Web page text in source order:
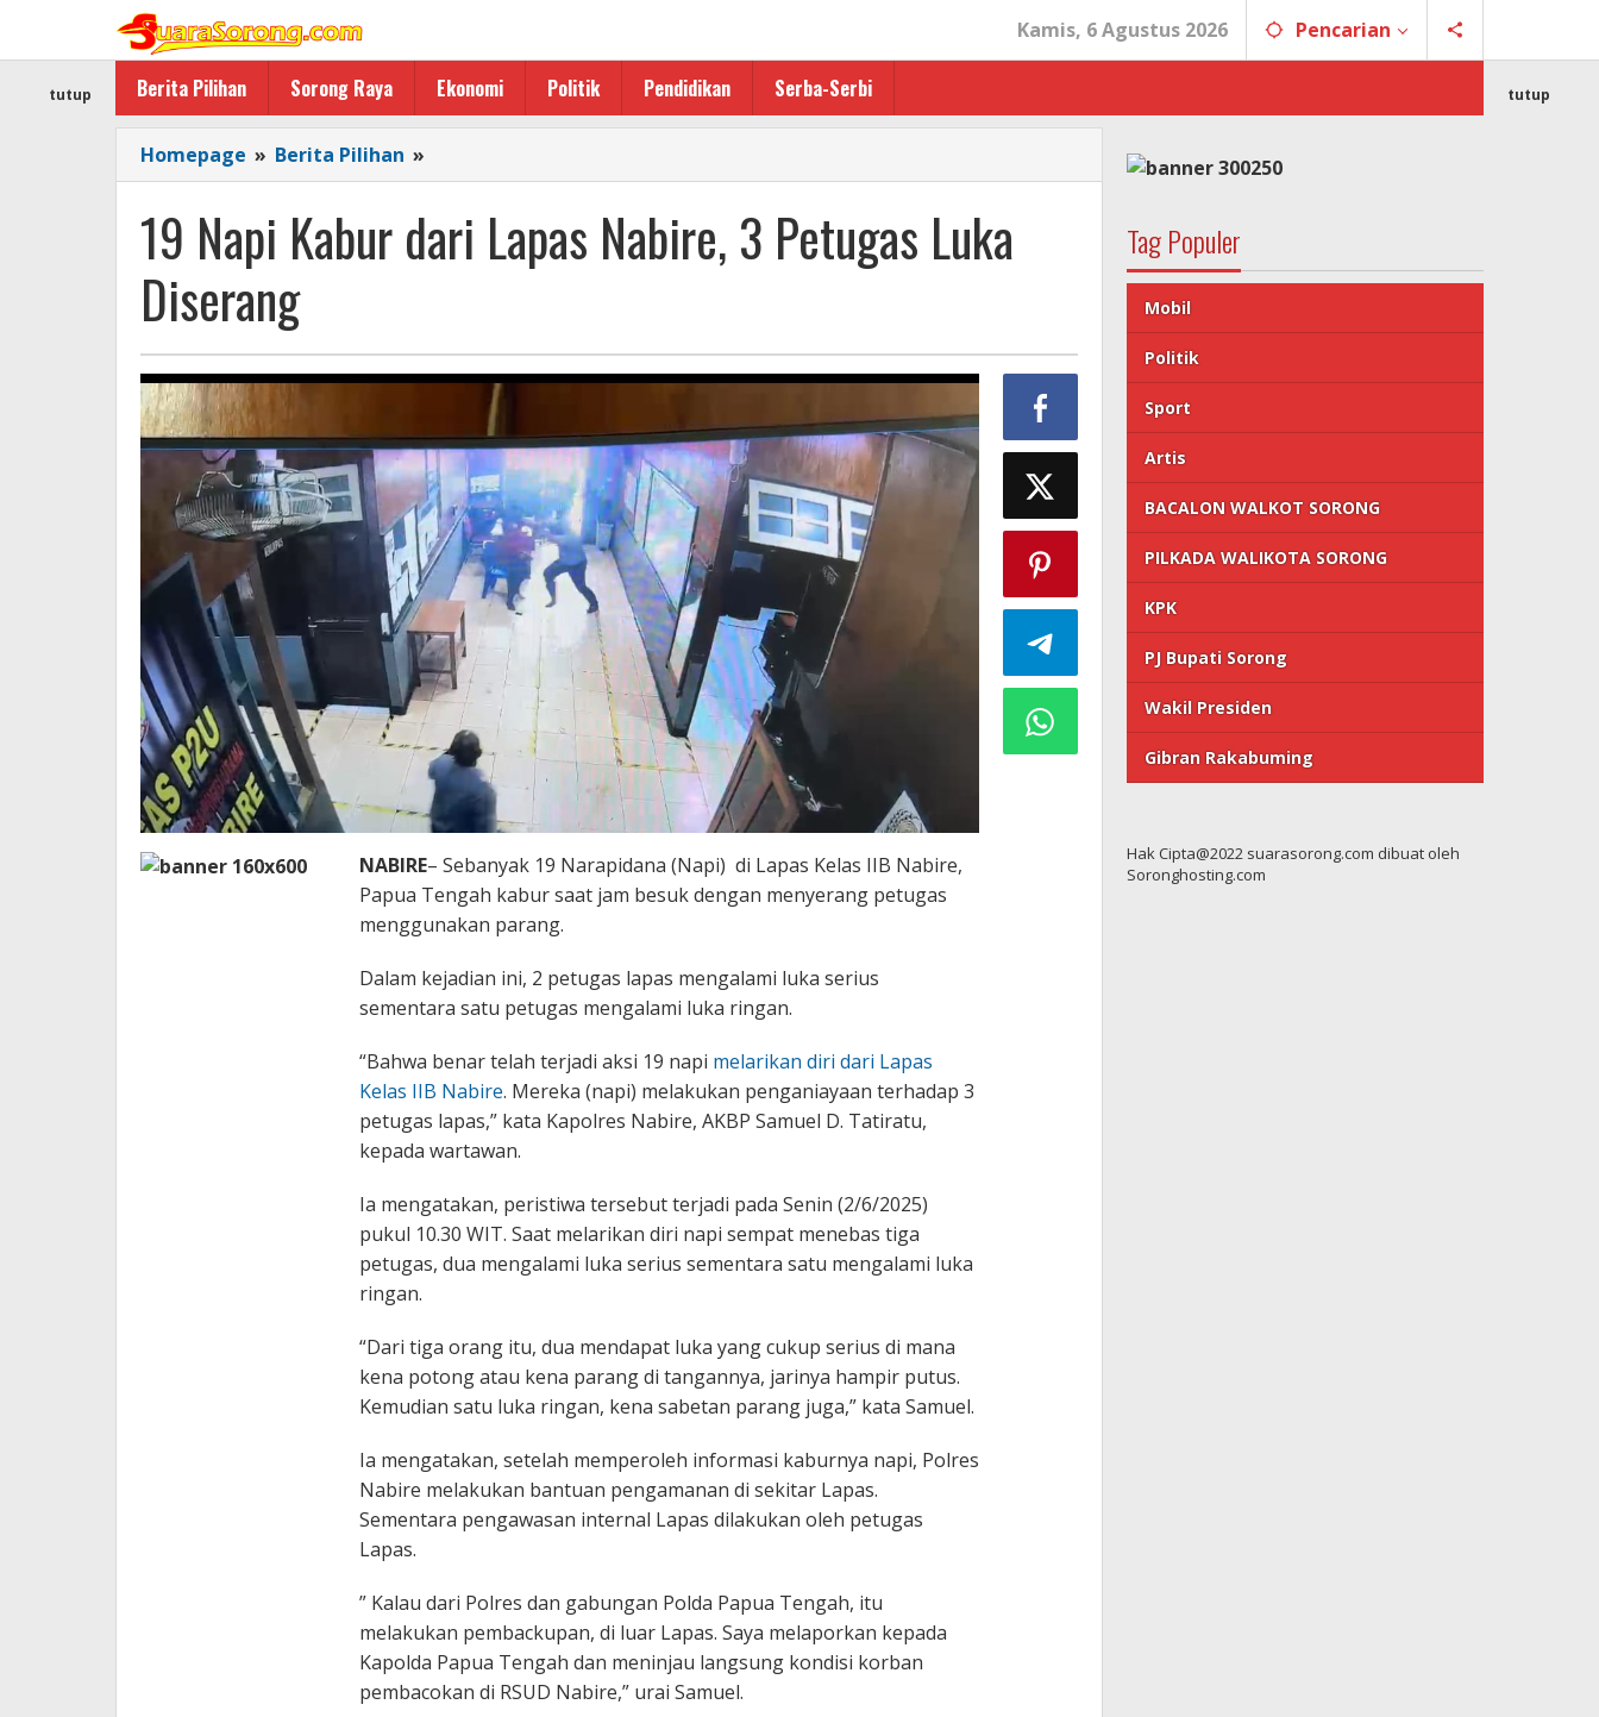
Kamis, 6 Agustus 2026 Pencarian
Berita Pilihan Sorong Raya Ekonomi Politik Pendidikan Serba-Serbi
tutup tutup
Homepage » Berita Pilihan »
Napi
dari
Lapas
Petugas
Luka
Diserang
19 Napi Kabur dari Lapas Nabire, 3 Petugas Luka
Diserang
NABIRE– Sebanyak 19 Narapidana (Napi) di Lapas Kelas IIB Nabire,
Papua Tengah kabur saat jam besuk dengan menyerang petugas
menggunakan parang.
Dalam kejadian ini, 2 petugas lapas mengalami luka serius
sementara satu petugas mengalami luka ringan.
“Bahwa benar telah terjadi aksi 19 napi melarikan diri dari Lapas
Kelas IIB Nabire. Mereka (napi) melakukan penganiayaan terhadap 3
petugas lapas,” kata Kapolres Nabire, AKBP Samuel D. Tatiratu,
kepada wartawan.
Ia mengatakan, peristiwa tersebut terjadi pada Senin (2/6/2025)
pukul 10.30 WIT. Saat melarikan diri napi sempat menebas tiga
petugas, dua mengalami luka serius sementara satu mengalami luka
ringan.
“Dari tiga orang itu, dua mendapat luka yang cukup serius di mana
kena potong atau kena parang di tangannya, jarinya hampir putus.
Kemudian satu luka ringan, kena sabetan parang juga,” kata Samuel.
Ia mengatakan, setelah memperoleh informasi kaburnya napi, Polres
Nabire melakukan bantuan pengamanan di sekitar Lapas.
Sementara pengawasan internal Lapas dilakukan oleh petugas
Lapas.
” Kalau dari Polres dan gabungan Polda Papua Tengah, itu
melakukan pembackupan, di luar Lapas. Saya melaporkan kepada
Kapolda Papua Tengah dan meninjau langsung kondisi korban
pembacokan di RSUD Nabire,” urai Samuel.
Tag Populer
Mobil
Politik
Sport
Artis
BACALON WALKOT SORONG
PILKADA WALIKOTA SORONG
KPK
PJ Bupati Sorong
Wakil Presiden
Gibran Rakabuming
Hak Cipta@2022 suarasorong.com dibuat oleh
Soronghosting.com